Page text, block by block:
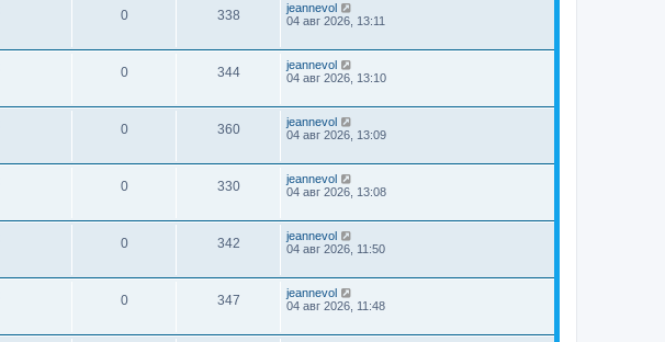
0 338
jeannevol
04 авг 2026, 13:11
0 344
jeannevol
04 авг 2026, 13:10
0 360
jeannevol
04 авг 2026, 13:09
0 330
jeannevol
04 авг 2026, 13:08
0 342
jeannevol
04 авг 2026, 11:50
0 347
jeannevol
04 авг 2026, 11:48